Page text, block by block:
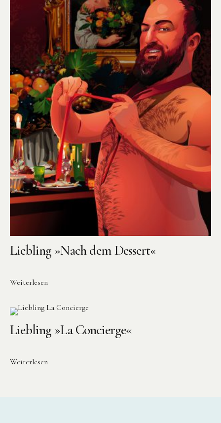
Liebling »Nach dem Dessert«
Weiterlesen
Liebling »La Concierge«
Weiterlesen